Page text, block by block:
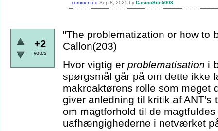
commented Sep 8, 2025 by CasinoSite5003
+2
votes
"The problematization or how to
Callon(203)
Hvor vigtig er problematisation i
spørgsmål går på om dette ikke
makroaktørens rolle som meget
giver anledning til kritik af ANT's
om magtforhold til de
uafhængighederne i netværket